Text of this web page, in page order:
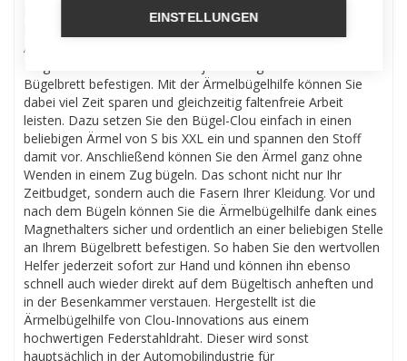
Die Bügel-Clou Ärmelbügelhilfe ist ein einzigartiger
Anzugsärmel und sogar vielen Hosen. Dank des cleveren
Bügelbrett befestigen. Mit der Ärmelbügelhilfe können Sie
dabei viel Zeit sparen und gleichzeitig faltenfreie Arbeit
leisten. Dazu setzen Sie den Bügel-Clou einfach in einen
beliebigen Ärmel von S bis XXL ein und spannen den Stoff
damit vor. Anschließend können Sie den Ärmel ganz ohne
Wenden in einem Zug bügeln. Das schont nicht nur Ihr
Zeitbudget, sondern auch die Fasern Ihrer Kleidung. Vor und
nach dem Bügeln können Sie die Ärmelbügelhilfe dank eines
Magnethalters sicher und ordentlich an einer beliebigen Stelle
an Ihrem Bügelbrett befestigen. So haben Sie den wertvollen
Helfer jederzeit sofort zur Hand und können ihn ebenso
schnell auch wieder direkt auf dem Bügeltisch anheften und
in der Besenkammer verstauen. Hergestellt ist die
Ärmelbügelhilfe von Clou-Innovations aus einem
hochwertigen Federstahldraht. Dieser wird sonst
hauptsächlich in der Automobilindustrie für
EINSTELLUNGEN